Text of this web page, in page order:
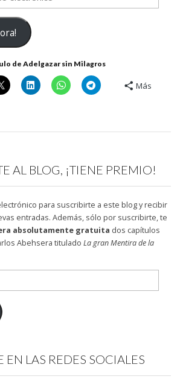
de Adelgazar sin Milagros
Más
AL BLOG, ¡TIENE PREMIO!
para suscribirte a este blog y recibir
entradas. Además, sólo por suscribirte, te
absolutamente gratuita dos capítulos
Abehsera titulado La gran Mentira de la
EN LAS REDES SOCIALES